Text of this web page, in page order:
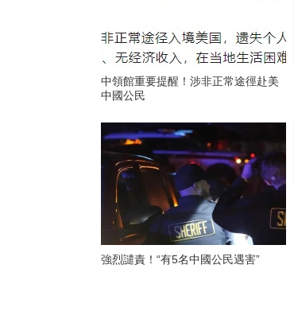
中領館重要提醒！涉非正常途徑赴美
中國公民
強烈譴責！“有5名中國公民遇害”